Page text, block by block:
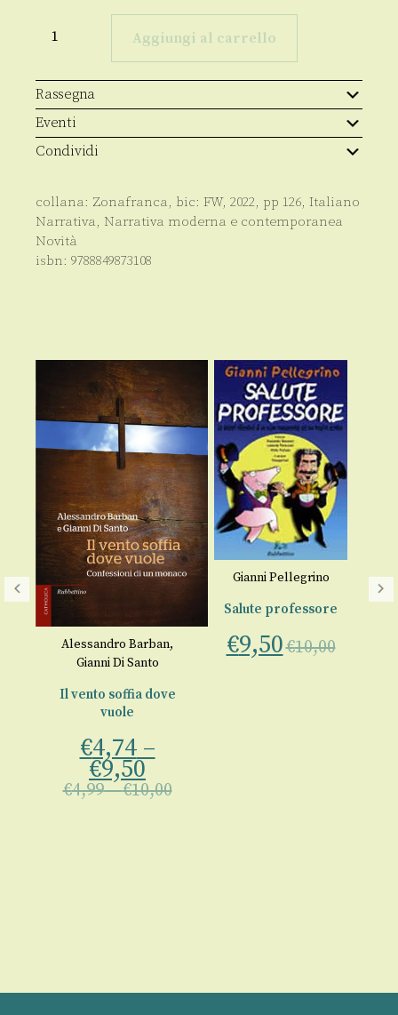
parroco
quantità
Aggiungi al carrello
Rassegna
Eventi
Condividi
collana: Zonafranca, bic: FW, 2022, pp 126, Italiano
Narrativa, Narrativa moderna e contemporanea
Novità
isbn: 9788849873108
Alessandro Barban,
Gianni Di Santo
Il vento soffia dove
vuole
€4,74–
€9,50
€4,99–€10,00
Gianni Pellegrino
Salute professore
€9,50€10,00